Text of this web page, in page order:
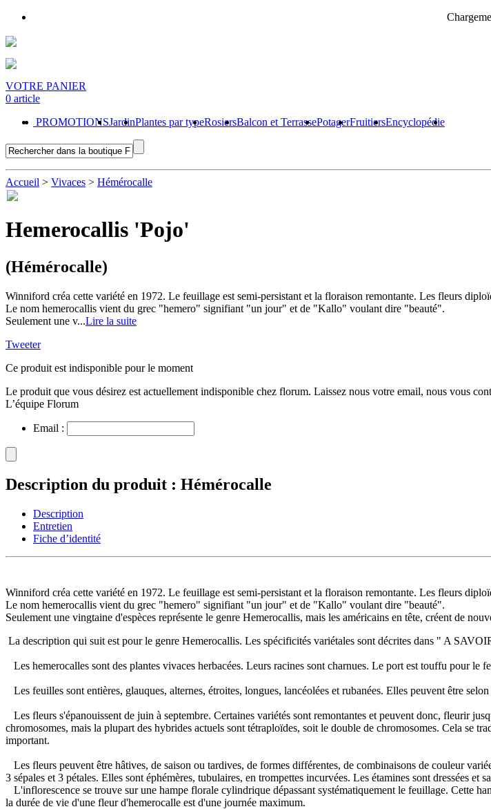
VOTRE PANIER
0 article
PROMOTIONSJardinPlantes par typeRosiersBalcon et TerrassePotagerFruitiersEncyclopédie
Accueil > Vivaces > Hémérocalle
Hemerocallis 'Pojo'
(Hémérocalle)
Winniford créa cette variété en 1972. Le feuillage est semi-persistant et la floraison remontante. Les fleurs
Le nom hemerocallis vient du grec "hemero" signifiant "un jour" et de "Kallo" voulant dire "beauté".
Seulement une v...Lire la suite
Tweeter
Ce produit est indisponible pour le moment
Le produit que vous désirez est actuellement indisponible chez florum. Laissez nous votre email, nous vous
L’équipe Florum
Email :
Description du produit : Hémérocalle
Description
Entretien
Fiche d’identité
Winniford créa cette variété en 1972. Le feuillage est semi-persistant et la floraison remontante. Les fleurs
Le nom hemerocallis vient du grec "hemero" signifiant "un jour" et de "Kallo" voulant dire "beauté".
Seulement une vingtaine d'espèces représente le genre Hemerocallis, mais les américains en tête, créent de
La description qui suit est pour le genre Hemerocallis. Les spécificités variétales sont décrites dans " A
Les hemerocalles sont des plantes vivaces herbacées. Leurs racines sont charnues. Le port est touffu pour le
Les feuilles sont entières, glauques, alternes, étroites, longues, lancéolées et rubanées. Elles peuvent être
Les fleurs s'épanouissent de juin à septembre. Certaines variétés sont remontantes et peuvent donc, fleurir
chromosomes, mais la plupart des hybrides actuels sont tétraploïdes, soit le double de chromosomes. Cela se
important.
Les fleurs peuvent être hâtives, de saison ou tardives, de formes différentes, de combinaisons de couleur
3 sépales et 3 pétales. Elles sont éphémères, tubulaires, en trompettes incurvées. Les étamines sont dressées et
L'inflorescence se trouve sur une hampe florale cylindrique dépassant systématiquement le feuillage. Cette
la durée de vie d'une fleur d'hemerocalle est d'une journée maximum.